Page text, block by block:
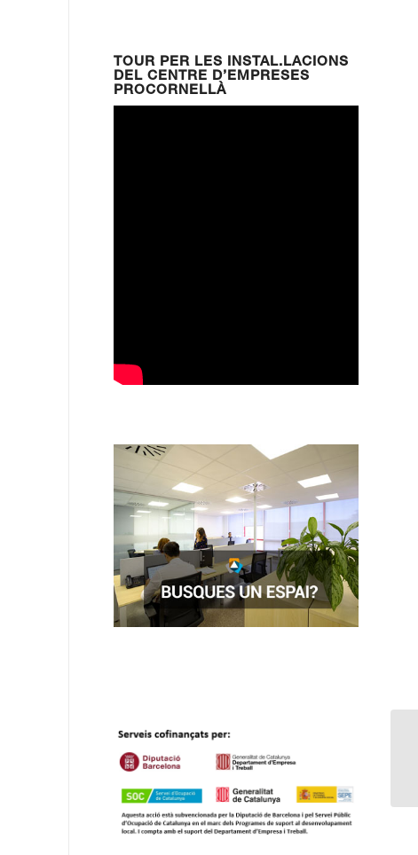
TOUR PER LES INSTAL.LACIONS
DEL CENTRE D’EMPRESES
PROCORNELLÀ